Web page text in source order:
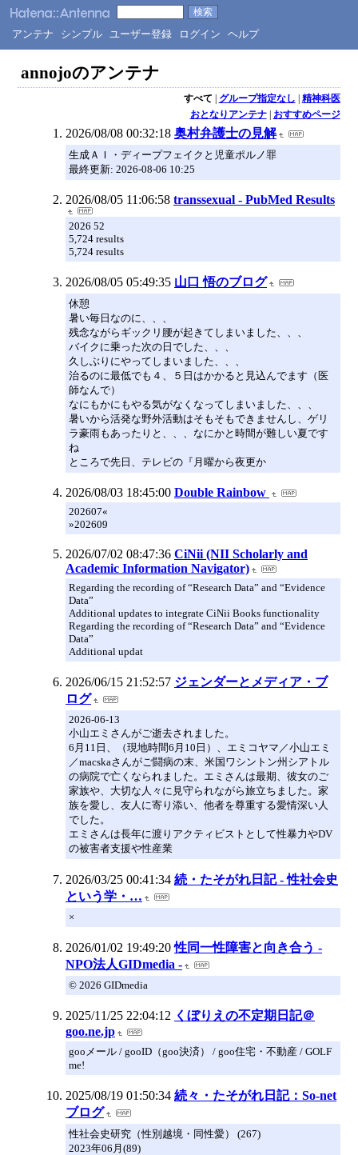
アンテナ シンプル ユーザー登録 ログイン ヘルプ
annojoのアンテナ
すべて | グループ指定なし | 精神科医
おとなりアンテナ| おすすめページ
2026/08/08 00:32:18 奥村弁護士の見解
生成ＡＩ・ディープフェイクと児童ポルノ罪
最終更新: 2026-08-06 10:25
2026/08/05 11:06:58 transsexual - PubMed Results
2026 52
5,724 results
5,724 results
2026/08/05 05:49:35 山口 悟のブログ
休憩
暑い毎日なのに、、、
残念ながらギックリ腰が起きてしまいました、、、
バイクに乗った次の日でした、、、
久しぶりにやってしまいました、、、
治るのに最低でも４、５日はかかると見込んでます（医
師なんで）
なにもかにもやる気がなくなってしまいました、、、
暑いから活発な野外活動はそもそもできませんし、ゲリ
ラ豪雨もあったりと、、、なにかと時間が難しい夏です
ね
ところで先日、テレビの『月曜から夜更か
2026/08/03 18:45:00 Double Rainbow
202607«
»202609
2026/07/02 08:47:36 CiNii (NII Scholarly and
Academic Information Navigator)
Regarding the recording of “Research Data” and “Evidence
Data”
Additional updates to integrate CiNii Books functionality
Regarding the recording of “Research Data” and “Evidence
Data”
Additional updat
2026/06/15 21:52:57 ジェンダーとメディア・ブ
ログ
2026-06-13
小山エミさんがご逝去されました。
6月11日、（現地時間6月10日）、エミコヤマ／小山エミ
／macskaさんがご闘病の末、米国ワシントン州シアトル
の病院で亡くなられました。エミさんは最期、彼女のご
家族や、大切な人々に見守られながら旅立ちました。家
族を愛し、友人に寄り添い、他者を尊重する愛情深い人
でした。
エミさんは長年に渡りアクティビストとして性暴力やDV
の被害者支援や性産業
2026/03/25 00:41:34 続・たそがれ日記 - 性社会史
という学・…
×
2026/01/02 19:49:20 性同一性障害と向き合う -
NPO法人GIDmedia -
© 2026 GIDmedia
2025/11/25 22:04:12 くぼりえの不定期日記＠
goo.ne.jp
gooメール / gooID（goo決済） / goo住宅・不動産 / GOLF
me!
2025/08/19 01:50:34 続々・たそがれ日記：So-net
ブログ
性社会史研究（性別越境・同性愛） (267)
2023年06月(89)